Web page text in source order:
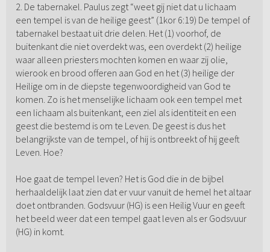
2. De tabernakel. Paulus zegt “weet gij niet dat u lichaam
een tempel is van de heilige geest” (1kor 6:19) De tempel of
tabernakel bestaat uit drie delen. Het (1) voorhof, de
buitenkant die niet overdekt was, een overdekt (2) heilige
waar alleen priesters mochten komen en waar zij olie,
wierook en brood offeren aan God en het (3) heilige der
Heilige om in de diepste tegenwoordigheid van God te
komen. Zo is het menselijke lichaam ook een tempel met
een lichaam als buitenkant, een ziel als identiteit en een
geest die bestemd is om te Leven. De geest is dus het
belangrijkste van de tempel, of hij is ontbreekt of hij geeft
Leven. Hoe?
Hoe gaat de tempel leven? Het is God die in de bijbel
herhaaldelijk laat zien dat er vuur vanuit de hemel het altaar
doet ontbranden. Godsvuur (HG) is een Heilig Vuur en geeft
het beeld weer dat een tempel gaat leven als er Godsvuur
(HG) in komt.